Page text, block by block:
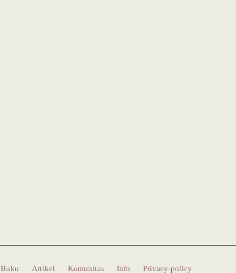
Buku Artikel Komunitas Info Privacy-policy